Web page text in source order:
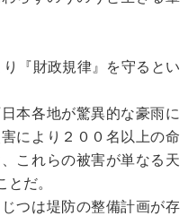
『財政規律』を守るとい
本各地が驚異的な豪雨に
により２００名以上の命
これらの被害が単なる天
だ。
つは堤防の整備計画が存